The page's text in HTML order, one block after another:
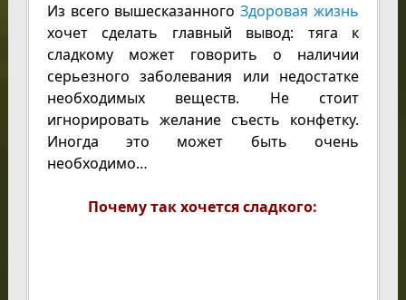
Из всего вышесказанногоЗдоровая жизнь
хочет сделать главный вывод: тяга к
сладкому может говорить о наличии
серьезного заболевания или недостатке
необходимых веществ. Не стоит
игнорировать желание съесть конфетку.
Иногда это может быть очень
необходимо…
Почему так хочется сладкого: